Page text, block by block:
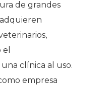
de grandes
clínica al uso.
empresa